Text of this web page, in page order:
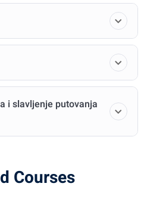
i slavljenje putovanja
Courses